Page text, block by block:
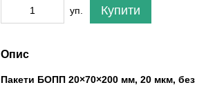
уп. Купити
Опис
Пакети БОПП 20×70×200 мм, 20 мкм, без